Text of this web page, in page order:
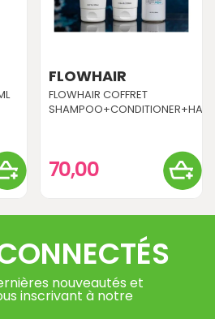
FLOWHAIR
FLOWHAIR COFFRET
70,00
nouveautés et
inscrivant à notre